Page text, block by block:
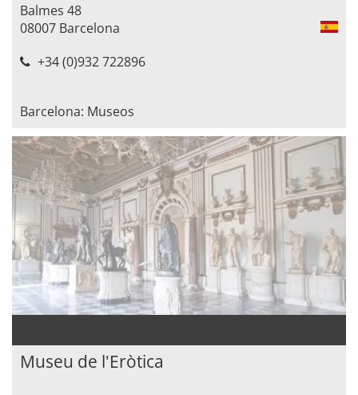
Balmes 48
08007 Barcelona
+34 (0)932 722896
Barcelona: Museos
Museu de l'Eròtica